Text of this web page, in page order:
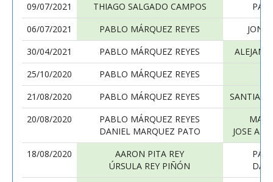
09/07/2021
THIAGO SALGADO CAMPOS
06/07/2021
PABLO MÁRQUEZ REYES
JON
30/04/2021
PABLO MÁRQUEZ REYES
25/10/2020
PABLO MÁRQUEZ REYES
21/08/2020
PABLO MÁRQUEZ REYES
20/08/2020
PABLO MÁRQUEZ REYES
DANIEL MARQUEZ PATO
JOSE
18/08/2020
AARON PITA REY
ÚRSULA REY PIÑÓN